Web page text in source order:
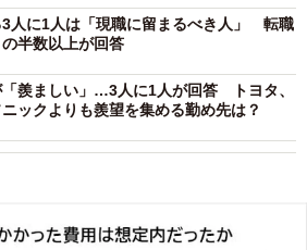
3人に1人は「現職に留まるべき人」 転職
半数以上が回答
羨ましい」…3人に1人が回答 トヨタ、
ックよりも羨望を集める勤め先は？